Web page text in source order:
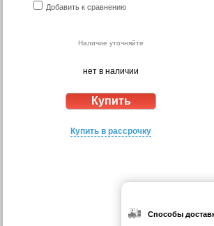
Добавить к сравнению
Наличие уточняйте
нет в наличии
Купить в рассрочку
Способы